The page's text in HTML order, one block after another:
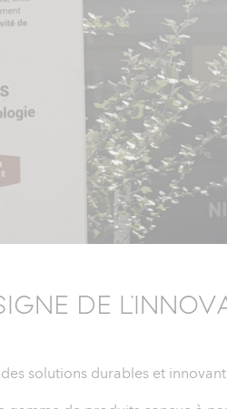
DE
solutions durables et